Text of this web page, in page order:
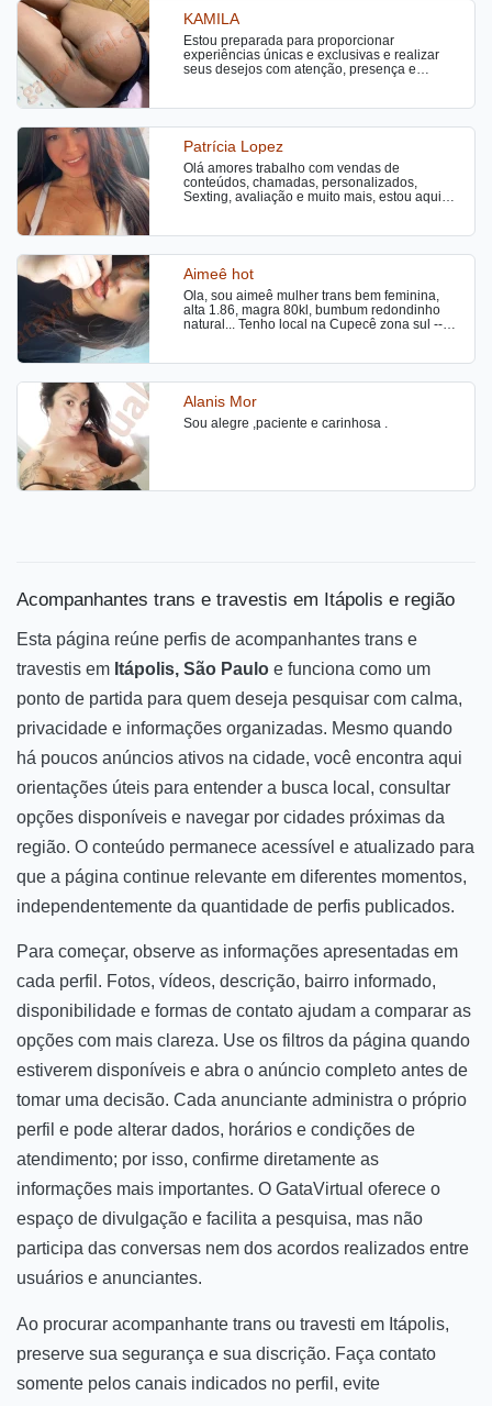
Venha me conhecer, um beijo
KAMILA
Estou preparada para proporcionar
experiências únicas e exclusivas e realizar
seus desejos com atenção, presença e
preocupe, sou extremamente paciente e
descontraída. 🔥 Atendimento especial e
diferenciado para casais. 🔥 Preliminares —
meu grande diferencial. 🔥 Sou ATIVA E
PASSIVA! REALIZO SUAS MAIORES
FANTASIAS - SEXO A 3 - VESTIR VOCE COM
ROUPAS DE MULHER - COLOCAR UMA
SUAS FANTASIAS SECRETAS TUDO NO
SIGILO Trabalho com massagem relaxante,
desportiva, erótica, tântrica nuru, mix etc …
mais infomação só chamar !!! ATENDO
CAMINHONEIROS SEM FRESCURA... SÓ
ATENDO COM HORA MARCADA, LIGAR 1
HORA ANTES OU MANDAR MENSAGEM
Patrícia Lopez
Olá amores trabalho com vendas de
conteúdos, chamadas, personalizados,
Sexting, avaliação e muito mais, estou aqui
Aimeê hot
Ola, sou aimeê mulher trans bem feminina,
alta 1.86, magra 80kl, bumbum redondinho
natural... Tenho local na Cupecê zona sul --
cachê já está em preço promocional.... Venha
desfrutar de umas horas de prazer.
Alanis Mor
Sou alegre ,paciente e carinhosa .
Acompanhantes trans e travestis em Itápolis e região
Esta página reúne perfis de acompanhantes trans e
travestis em Itápolis, São Paulo e funciona como um
ponto de partida para quem deseja pesquisar com calma,
privacidade e informações organizadas. Mesmo quando
há poucos anúncios ativos na cidade, você encontra aqui
orientações úteis para entender a busca local, consultar
opções disponíveis e navegar por cidades próximas da
região. O conteúdo permanece acessível e atualizado para
que a página continue relevante em diferentes momentos,
independentemente da quantidade de perfis publicados.
Para começar, observe as informações apresentadas em
cada perfil. Fotos, vídeos, descrição, bairro informado,
disponibilidade e formas de contato ajudam a comparar as
opções com mais clareza. Use os filtros da página quando
estiverem disponíveis e abra o anúncio completo antes de
tomar uma decisão. Cada anunciante administra o próprio
perfil e pode alterar dados, horários e condições de
atendimento; por isso, confirme diretamente as
informações mais importantes. O GataVirtual oferece o
espaço de divulgação e facilita a pesquisa, mas não
participa das conversas nem dos acordos realizados entre
usuários e anunciantes.
Ao procurar acompanhante trans ou travesti em Itápolis,
preserve sua segurança e sua discrição. Faça contato
somente pelos canais indicados no perfil, evite